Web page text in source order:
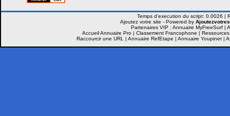
Ajoutez votre site - Powered by
Partenaires VIP : Annuaire MyFreeSurf|
Accueil Annuaire Pro| Classement Francophone |
Raccourcir une URL
| Annuaire RefEtape | Annuaire Youpinet |